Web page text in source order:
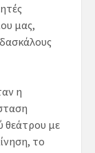
μας,
η
θεάτρου με
το